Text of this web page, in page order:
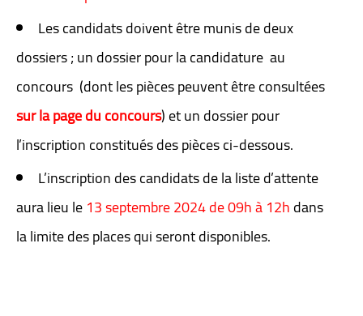
Les candidats doivent être munis de deux
dossiers ; un dossier pour la candidature au
concours (dont les pièces peuvent être consultées
sur la page du concours) et un dossier pour
l’inscription constitués des pièces ci-dessous.
L’inscription des candidats de la liste d’attente
aura lieu le13 septembre 2024 de 09h à 12hdans
la limite des places qui seront disponibles.